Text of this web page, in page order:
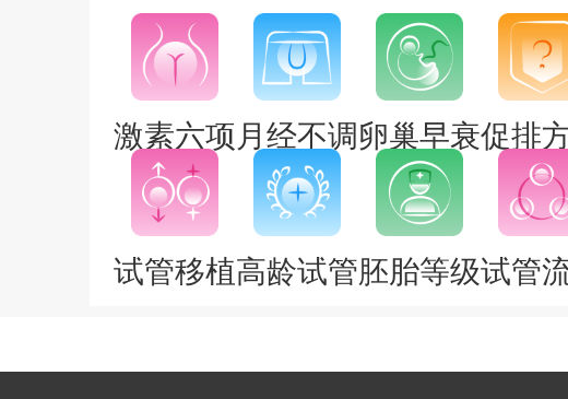
激素六项月经不调卵巢早衰促排
试管移植高龄试管胚胎等级试管